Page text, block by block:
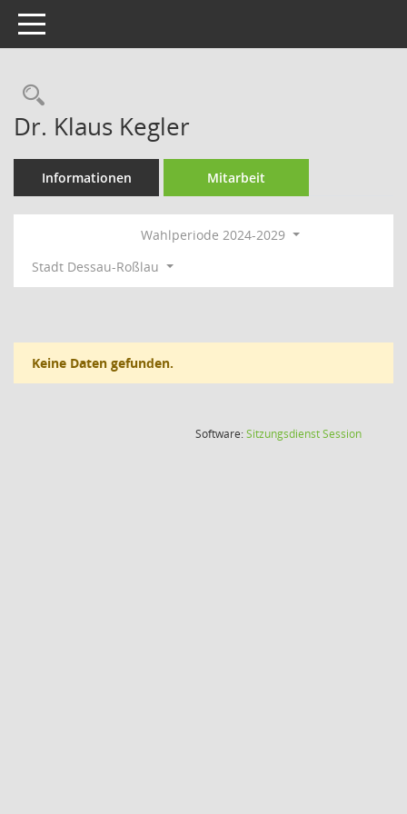
Toggle navigation
Rechercheauswahl
Dr. Klaus Kegler
Informationen Mitarbeit
Wahlperiode 2024-2029
Stadt Dessau-Roßlau
Keine Daten gefunden.
Software:SitzungsdienstSession(Wird in